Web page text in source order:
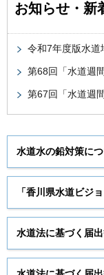
お知らせ・新
令和7年度版水道
第68回「水道週
第67回「水道週
水道水の鉛対策に
「香川県水道ビジ
水道法に基づく届